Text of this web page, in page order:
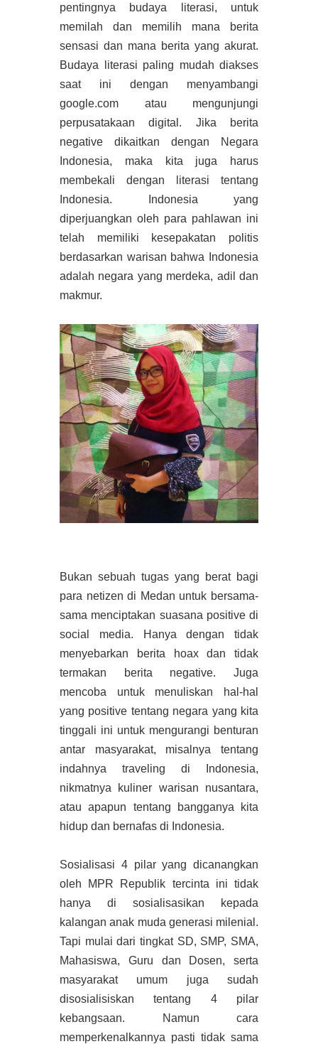
pentingnya budaya literasi, untuk
memilah dan memilih mana berita
sensasi dan mana berita yang akurat.
Budaya literasi paling mudah diakses
saat ini dengan menyambangi
google.com atau mengunjungi
perpusatakaan digital. Jika berita
negative dikaitkan dengan Negara
Indonesia, maka kita juga harus
membekali dengan literasi tentang
Indonesia. Indonesia yang
diperjuangkan oleh para pahlawan ini
telah memiliki kesepakatan politis
berdasarkan warisan bahwa Indonesia
adalah negara yang merdeka, adil dan
makmur.
Bukan sebuah tugas yang berat bagi
para netizen di Medan untuk bersama-
sama menciptakan suasana positive di
social media. Hanya dengan tidak
menyebarkan berita hoax dan tidak
termakan berita negative. Juga
mencoba untuk menuliskan hal-hal
yang positive tentang negara yang kita
tinggali ini untuk mengurangi benturan
antar masyarakat, misalnya tentang
indahnya traveling di Indonesia,
nikmatnya kuliner warisan nusantara,
atau apapun tentang bangganya kita
hidup dan bernafas di Indonesia.
Sosialisasi 4 pilar yang dicanangkan
oleh MPR Republik tercinta ini tidak
hanya di sosialisasikan kepada
kalangan anak muda generasi milenial.
Tapi mulai dari tingkat SD, SMP, SMA,
Mahasiswa, Guru dan Dosen, serta
masyarakat umum juga sudah
disosialisiskan tentang 4 pilar
kebangsaan. Namun cara
memperkenalkannya pasti tidak sama